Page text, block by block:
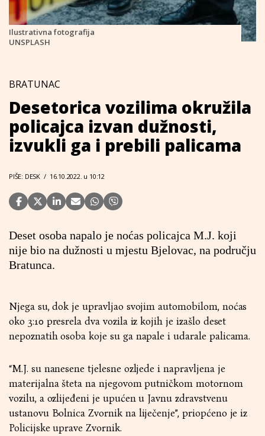
Ilustrativna fotografija
UNSPLASH
BRATUNAC
Desetorica vozilima okružila
policajca izvan dužnosti,
izvukli ga i prebili palicama
PIŠE: DESK / 16.10.2022. u 10:12
Deset osoba napalo je noćas policajca M.J. koji
nije bio na dužnosti u mjestu Bjelovac, na području
Bratunca.
Njega su, dok je upravljao svojim automobilom, noćas
oko 3:10 presrela dva vozila iz kojih je izašlo deset
nepoznatih osoba koje su ga napale i udarale palicama.
“M.J. su nanesene tjelesne ozljede i napravljena je
materijalna šteta na njegovom putničkom motornom
vozilu, a ozlijeđeni je upućen u Javnu zdravstvenu
ustanovu Bolnica Zvornik na liječenje”, priopćeno je iz
Policijske uprave Zvornik.